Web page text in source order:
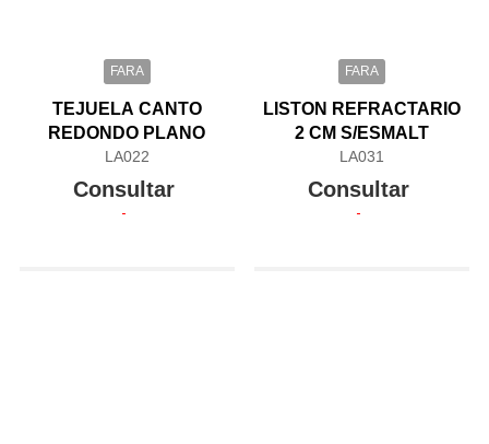
FARA
TEJUELA CANTO
REDONDO PLANO
LA022
Consultar
FARA
LISTON REFRACTARIO
2 CM S/ESMALT
LA031
Consultar